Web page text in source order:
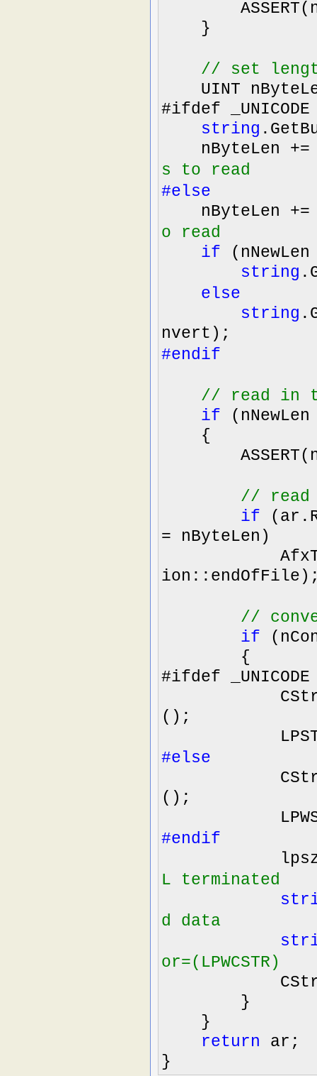
}
// set
UINT
#ifdef _UNICODE
string
nByteLen +=
s to read
#else
nByteLen +=
o read
if
string
else
string
nvert);
#endif
// read in
if
{
// read
if
= nByteLen)
//
if
{
#ifdef _UNICODE
();
LPSTR
#else
();
#endif
L terminated
d data
or=(LPWCSTR)
}
}
return ar;
}